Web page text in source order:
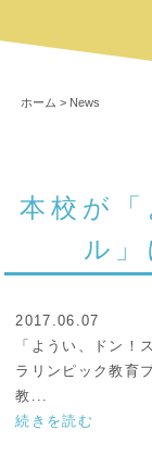
ホーム > News
本校が
ル
2017.06.07
「ようい、ドン！
ラリンピック教育
教...
続きを読む